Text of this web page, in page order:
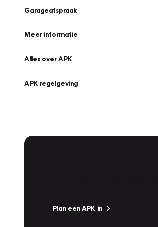
Garageafspraak
Meer informatie
Alles over APK
APK regelgeving
Plan een APK in